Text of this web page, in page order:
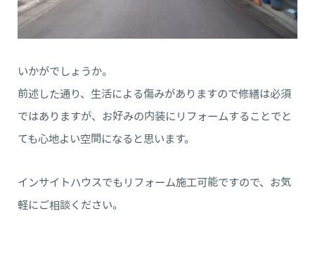
いかがでしょうか。
前述した通り、生活による傷みがありますので修繕は必須
ではありますが、お好みの内装にリフォームすることでと
ても心地よい空間になると思います。
インサイトハウスでもリフォーム施工可能ですので、お気
軽にご相談ください。